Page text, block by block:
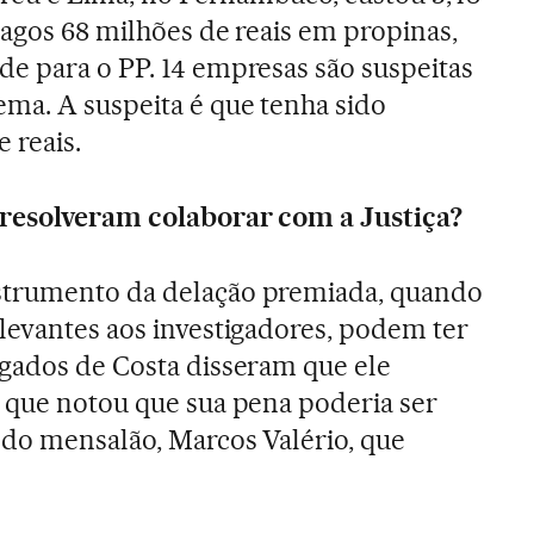
68 milhões de reais em propinas,
para o PP. 14 empresas são suspeitas
A suspeita é que tenha sido
reais.
colaborar com a Justiça?
da delação premiada, quando
aos investigadores, podem ter
de Costa disseram que ele
notou que sua pena poderia ser
mensalão, Marcos Valério, que